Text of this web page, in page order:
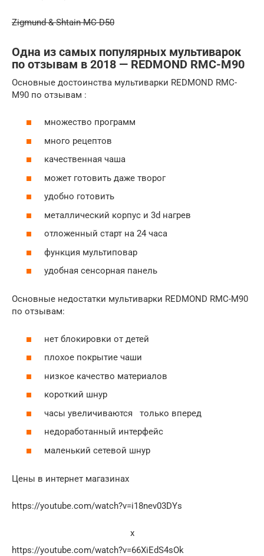
Zigmund & Shtain MC-D50
Одна из самых популярных мультиварок
по отзывам в 2018 — REDMOND RMC-M90
Основные достоинства мультиварки REDMOND RMC-
M90 по отзывам :
множество программ
много рецептов
качественная чаша
может готовить даже творог
удобно готовить
металлический корпус и 3d нагрев
отложенный старт на 24 часа
функция мультиповар
удобная сенсорная панель
Основные недостатки мультиварки REDMOND RMC-M90
по отзывам:
нет блокировки от детей
плохое покрытие чаши
низкое качество материалов
короткий шнур
часы увеличиваются только вперед
недоработанный интерфейс
маленький сетевой шнур
Цены в интернет магазинах
https://youtube.com/watch?v=i18nev03DYs
x
https://youtube.com/watch?v=66XiEdS4sOk